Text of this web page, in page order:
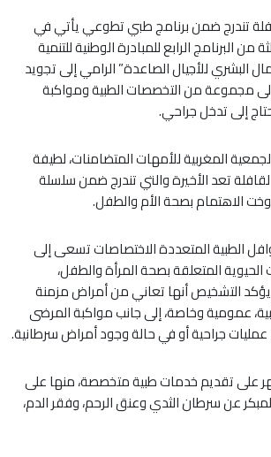
تندرج ضمن برنامج طبي تطوعي يأتي في
من البرنامج الرابع للمبادرة الوطنية للتنمية
البشري للأجيال الصاعدة” الرامي إلى تجويد
مجموعة من التخصصات الطبية ومواكبة
إلى تدخل جراحي.
المغربية للأمهات المتضامنات، لطيفة
تعد الأخيرة والتي تندرج ضمن سلسلة
الاهتمام بصحة الأم والطفل.
الطبية المتعددة الاختصاصات تسعى إلى
المتعلقة بصحة المرأة والطفل،
يؤكد التشخيص أنها تعاني من أمراض مزمنة
عمومية وخاصة، إلى جانب مواكبة المرضى
جراحية أو في حالة وجود أمراض سرطانية.
على تقديم خدمات طبية متخصصة، منها على
عن سرطان الثدي وعنق الرحم، وفقر الدم،